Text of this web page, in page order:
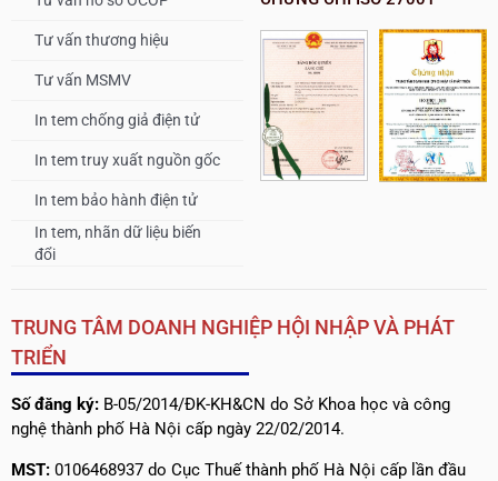
Tư vấn thương hiệu
Tư vấn MSMV
In tem chống giả điện tử
In tem truy xuất nguồn gốc
In tem bảo hành điện tử
In tem, nhãn dữ liệu biến
đổi
TRUNG TÂM DOANH NGHIỆP HỘI NHẬP VÀ PHÁT
TRIỂN
Số đăng ký: B-05/2014/ĐK-KH&CN do Sở Khoa học và công
nghệ thành phố Hà Nội cấp ngày 22/02/2014.
MST: 0106468937 do Cục Thuế thành phố Hà Nội cấp lần đầu